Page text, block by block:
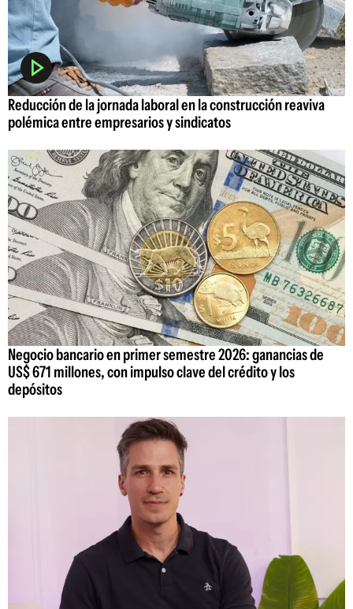
Reducción de la jornada laboral en la construcción reaviva
polémica entre empresarios y sindicatos
Negocio bancario en primer semestre 2026: ganancias de
US$ 671 millones, con impulso clave del crédito y los
depósitos